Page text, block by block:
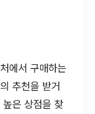
에서 구매하는
추천을 받거
은 상점을 찾